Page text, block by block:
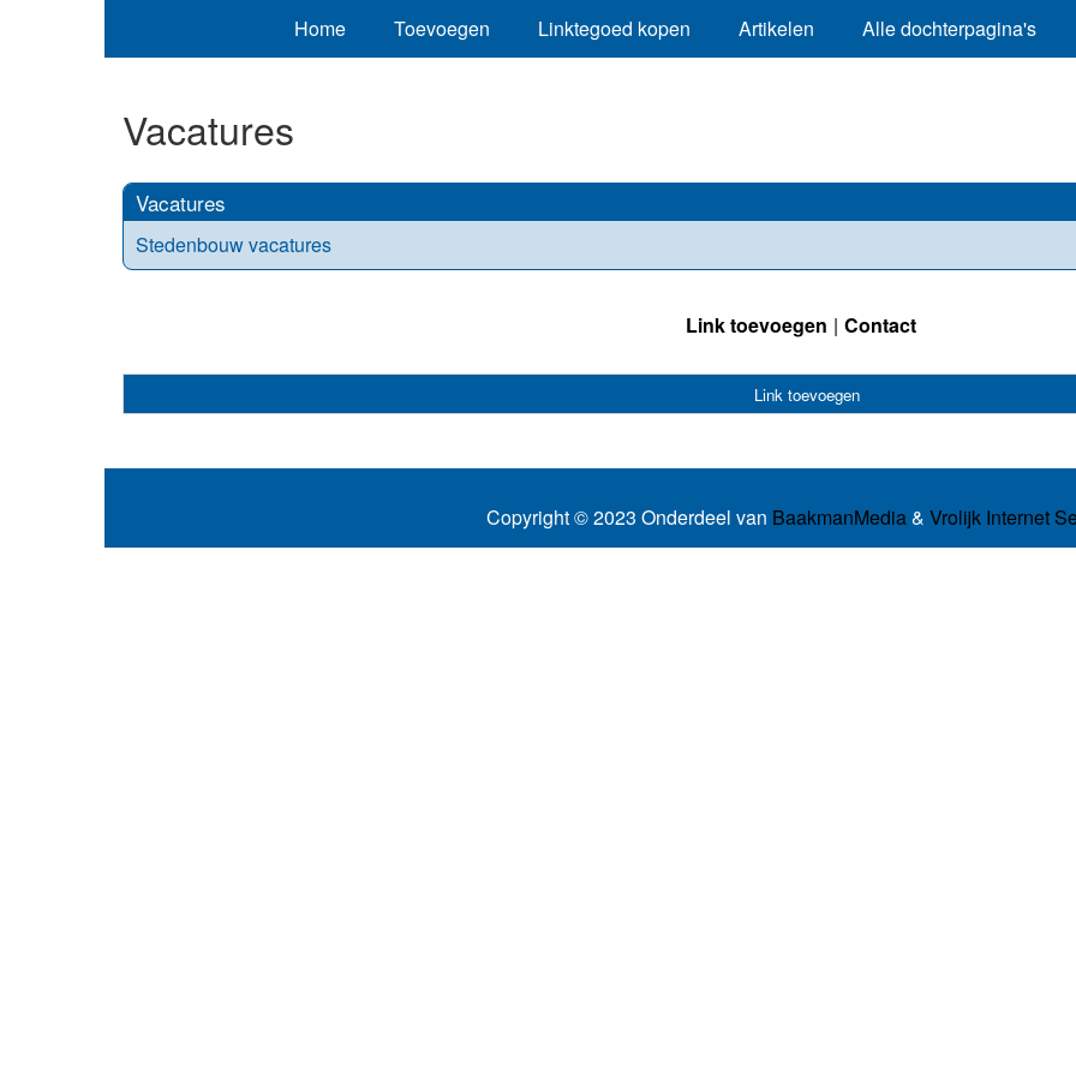
Home Toevoegen Linktegoed kopen Artikelen Alle dochterpagina's
Vacatures
Vacatures
Stedenbouw vacatures
Link toevoegen Contact
Link toevoegen
Copyright © 2023 Onderdeel van BaakmanMedia& Vrolijk Internet